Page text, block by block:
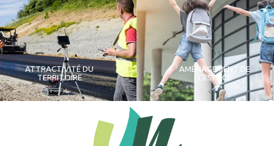
ATTRACTIVITÉ DU
TERRITOIRE
AMÉNAGEMENT DE
L'ESPACE